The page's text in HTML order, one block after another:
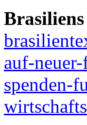
auf-
spenden-